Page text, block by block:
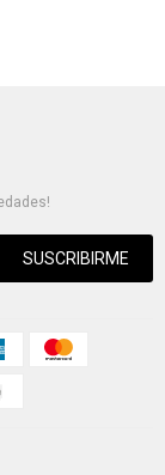
SUSCRIBIRME